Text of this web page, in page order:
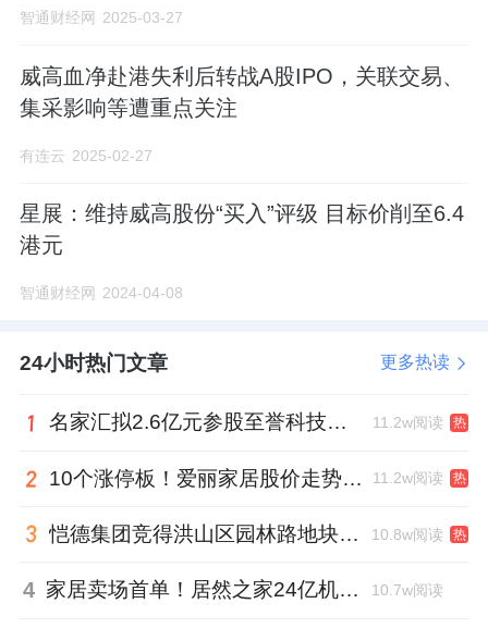
智通财经网 2025-03-27
威高血净赴港失利后转战A股IPO，关联交易、
集采影响等遭重点关注
有连云 2025-02-27
星展：维持威高股份“买入”评级 目标价削至6.4
港元
智通财经网 2024-04-08
24小时热门文章 更多热读
名家汇拟2.6亿元参股至誉科技，跨界布局工业级固态存储 11.2w阅读 热
10个涨停板！爱丽家居股价走势有点狂 11.2w阅读 热
恺德集团竞得洪山区园林路地块，引入贝好家C2M产品定位及营销服务 10.8w阅读 热
4 家居卖场首单！居然之家24亿机构间REITs获深交所无异议函 10.7w阅读